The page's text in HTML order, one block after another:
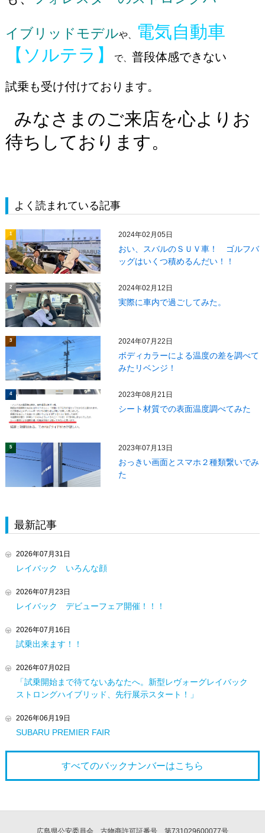
イブリッドモデルや、
電気自動車
【ソルテラ】
で、 普段体感できない
試乗も受け付けてお ります。
みなさまのご来店を心よりお
待ちしております。
よく読まれている記事
1 2024年02月05日
おい、スバルのＳＵＶ車！ ゴルフバ
ッグはいくつ積めるんだい！！
2 2024年02月12日
実際に車内で過ごしてみた。
3 2024年07月22日
ボディカラーによる温度の差を調べて
みたリベンジ！
4 2023年08月21日
シート材質での表面温度調べてみた
5 2023年07月13日
おっきい画面とスマホ２種類繋いでみ
た
最新記事
2026年07月31日
レイバック いろんな顔
2026年07月23日
レイバック デビューフェア開催！！！
2026年07月16日
試乗出来ます！！
2026年07月02日
「試乗開始まで待てないあなたへ。新型レヴォーグレイバック
ストロングハイブリッド、先行展示スタート！」
2026年06月19日
SUBARU PREMIER FAIR
すべてのバックナンバーはこちら
広島県公安委員会 古物商許可証番号 第731029600077号